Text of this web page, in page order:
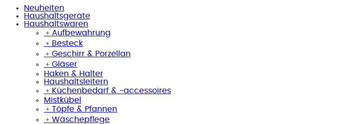
Neuheiten
Haushaltsgeräte
Haushaltswaren
﹢ Aufbewahrung
﹢ Besteck
﹢ Geschirr & Porzellan
﹢ Gläser
Haken & Halter
Haushaltsleitern
﹢ Küchenbedarf & -accessoires
Mistkübel
﹢ Töpfe & Pfannen
﹢ Wäschepflege